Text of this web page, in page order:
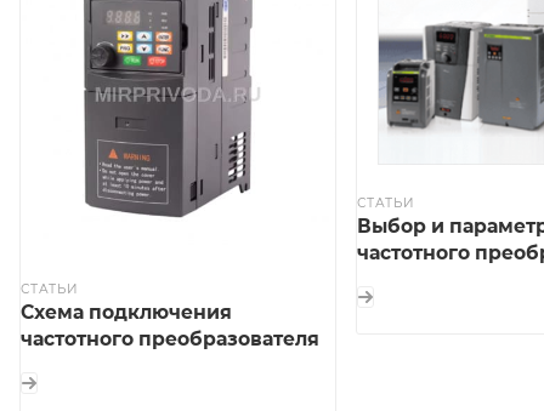
СТАТЬИ
Схема подключения
частотного преобразователя
СТАТЬИ
Выбор и
частотного